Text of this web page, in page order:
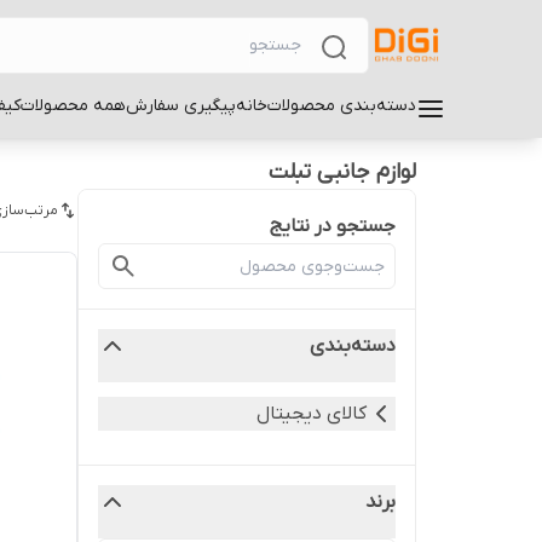
دسته‌بندی محصولاتخانهپیگیری سفارشهمه محصولات
لوازم جانبی تبلت
جستجو در نتایج
دسته‌بندی
کالای دیجیتال
برند